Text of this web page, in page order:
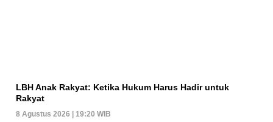
LBH Anak Rakyat: Ketika Hukum Harus Hadir untuk
Rakyat
8 Agustus 2026 | 19:20 WIB